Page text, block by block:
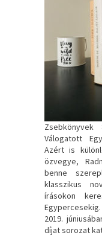
Válogatott
Azért is
özvegye,
benne
klasszikus
írásokon
2019.
díjat sorozat